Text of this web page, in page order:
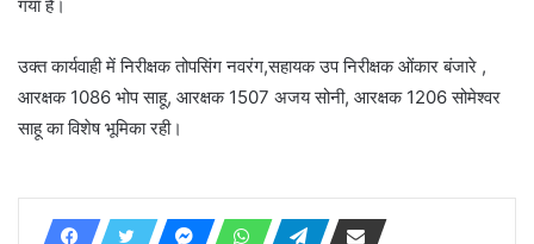
गया है।
उक्त कार्यवाही में निरीक्षक तोपसिंग नवरंग,सहायक उप निरीक्षक ओंकार बंजारे ,
आरक्षक 1086 भोप साहू, आरक्षक 1507 अजय सोनी, आरक्षक 1206 सोमेश्वर
साहू का विशेष भूमिका रही।